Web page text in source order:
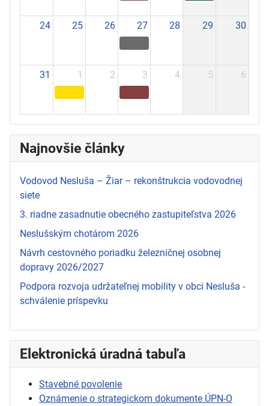
24 25 26 27 28 29 30
31 1 2 3 4 5 6
Najnovšie články
Vodovod Nesluša – Žiar – rekonštrukcia vodovodnej
siete
3. riadne zasadnutie obecného zastupiteľstva 2026
Neslušským chotárom 2026
Návrh cestovného poriadku železničnej osobnej
dopravy 2026/2027
Podpora rozvoja udržateľnej mobility v obci Nesluša -
schválenie príspevku
Elektronická úradná tabuľa
Stavebné povolenie
Oznámenie o strategickom dokumente ÚPN-O